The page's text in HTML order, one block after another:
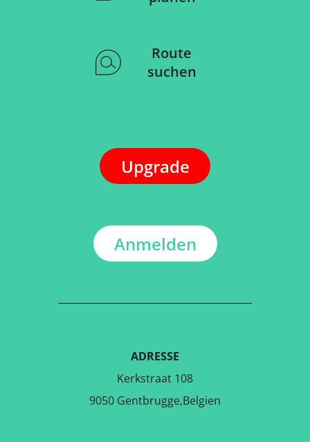
Route
suchen
Upgrade
Anmelden
ADRESSE
Kerkstraat 108
9050 Gentbrugge,Belgien